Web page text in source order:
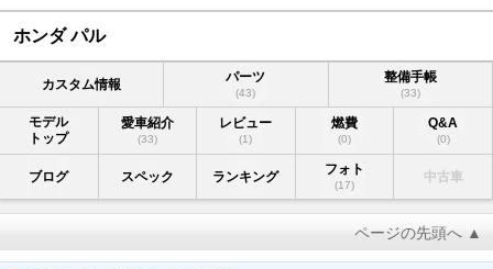
ホンダ パル
カスタム情報 パーツ
(43)
整備手帳
(33)
モデル
トップ
愛車紹介
(33)
レビュー
(1)
燃費
(0)
Q&A
(0)
ブログ スペック ランキング フォト
(17)
中古車
ページの先頭へ ▲